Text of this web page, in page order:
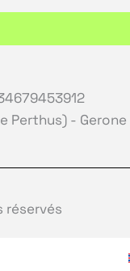
Perthus) - Gerone
réservés